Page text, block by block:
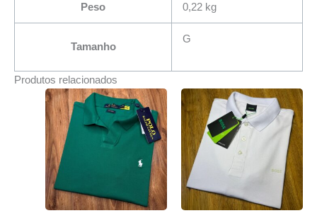
Peso 0,22 kg
Tamanho
G
Produtos relacionados